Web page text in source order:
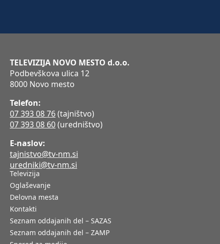
TELEVIZIJA NOVO MESTO d.o.o.
Podbevškova ulica 12
8000 Novo mesto
Telefon:
07 393 08 76(tajništvo)
07 393 08 60(uredništvo)
E-naslov:
tajnistvo@tv-nm.si
uredniki@tv-nm.si
Televizija
Oglaševanje
Delovna mesta
Kontakti
Seznam oddajanih del – SAZAS
Seznam oddajanih del – ZAMP